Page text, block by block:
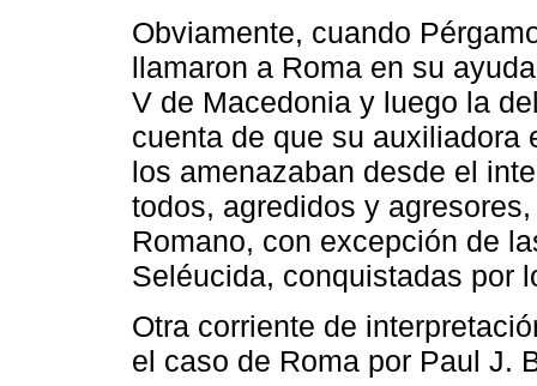
Obviamente, cuando
llamaron a Roma en su
V de Macedonia y luego la
cuenta de que su auxiliadora
los amenazaban desde el
todos, agredidos y
Romano, con excepción de
Seléucida, conquistadas por
Otra corriente de
el caso de Roma por Paul J.